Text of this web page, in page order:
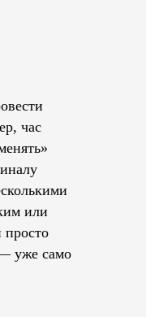
час
или
просто
уже само